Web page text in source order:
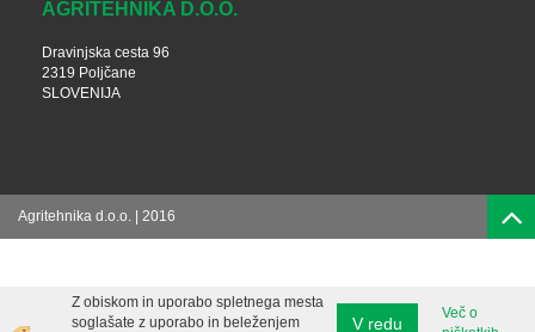
AGRITEHNIKA D.O.O.
Dravinjska cesta 96
2319 Poljčane
SLOVENIJA
Agritehnika d.o.o. | 2016
Z obiskom in uporabo spletnega mesta
soglašate z uporabo in beleženjem
V redu
Več o